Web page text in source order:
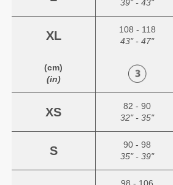
39" - 43"
XL
108 - 118
43" - 47"
(cm)
(in)
XS
82 - 90
32" - 35"
S
90 - 98
35" - 39"